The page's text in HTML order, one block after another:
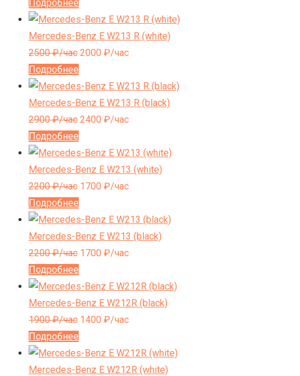
Подробнее
Mercedes-Benz E W213 R (white)
2500₽/час 2000 ₽/час
Подробнее
Mercedes-Benz E W213 R (black)
2900₽/час 2400 ₽/час
Подробнее
Mercedes-Benz E W213 (white)
2200₽/час 1700 ₽/час
Подробнее
Mercedes-Benz E W213 (black)
2200₽/час 1700 ₽/час
Подробнее
Mercedes-Benz E W212R (black)
1900₽/час 1400 ₽/час
Подробнее
Mercedes-Benz E W212R (white)